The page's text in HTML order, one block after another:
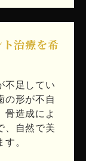
治療を希
不足してい
の形が不自
骨造成によ
、自然で美
。